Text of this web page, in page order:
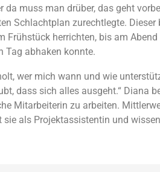
da muss man drüber, das geht
Schlachtplan zurechtlegte.
Frühstück herrichten, bis am
Tag abhaken konnte.
wer mich wann und wie
dass sich alles ausgeht.“ Diana
Mitarbeiterin zu arbeiten.
sie als Projektassistentin und